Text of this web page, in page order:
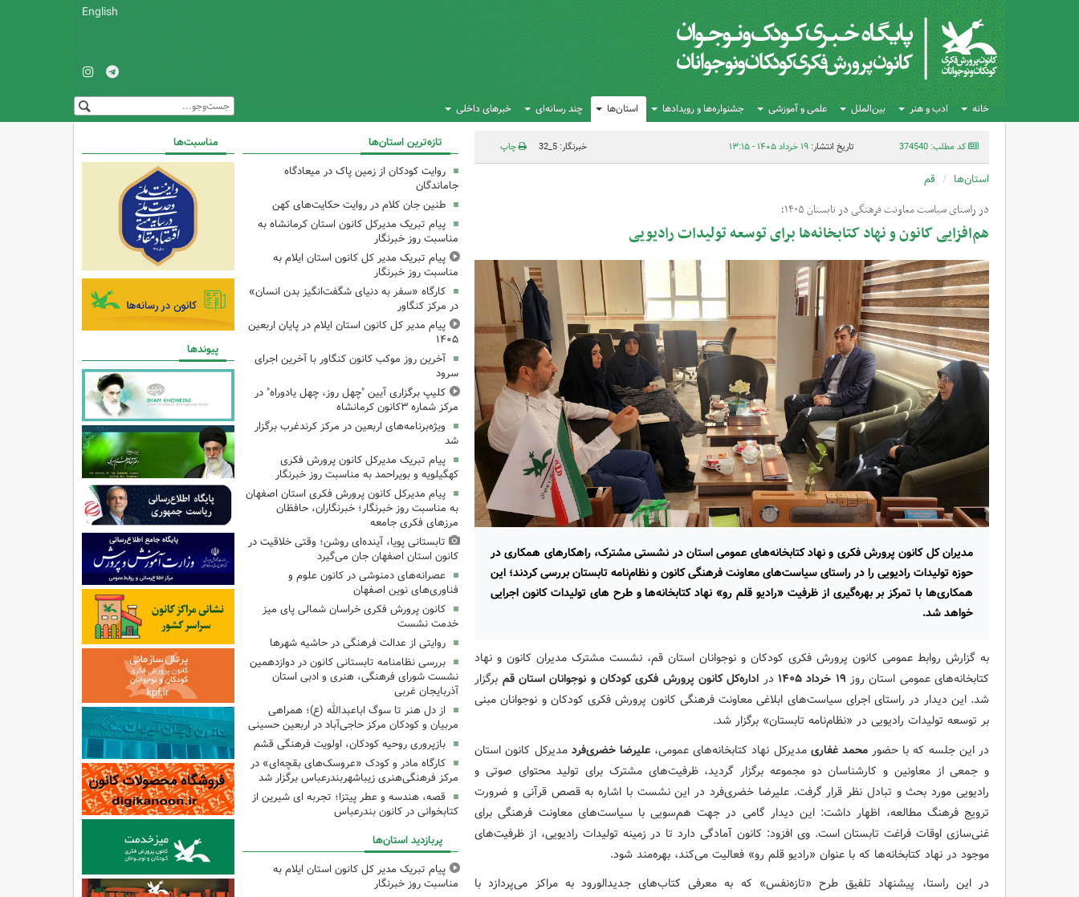
English
خانه ادب و هنر بین‌الملل علمی و آموزشی جشنواره‌ها و رویدادها استان‌ها چند رسانه‌ای خبرهای داخلی
کد مطلب: 374540 تاریخ انتشار:۱۹ خرداد ۱۴۰۵ - ۱۳:۱۵ خبرنگار: 5_32 چاپ
استان‌ها قم
در راستای سیاست معاونت فرهنگی در تابستان ۱۴۰۵؛
هم‌افزایی کانون و نهاد کتابخانه‌ها برای توسعه تولیدات رادیویی
مدیران کل کانون پرورش فکری و نهاد کتابخانه‌های عمومی استان در نشستی مشترک، راهکارهای همکاری در
حوزه تولیدات رادیویی را در راستای سیاست‌های معاونت فرهنگی کانون و نظام‌نامه تابستان بررسی کردند؛ این
همکاری‌ها با تمرکز بر بهره‌گیری از ظرفیت «رادیو قلم رو» نهاد کتابخانه‌ها و طرح های تولیدات کانون اجرایی
خواهد شد.
به گزارش روابط عمومی کانون پرورش فکری کودکان و نوجوانان استان قم، نشست مشترک مدیران کانون و نهاد
کتابخانه‌های عمومی استان روز ۱۹ خرداد ۱۴۰۵ در اداره‌کل کانون پرورش فکری کودکان و نوجوانان استان قم برگزار
شد. این دیدار در راستای اجرای سیاست‌های ابلاغی معاونت فرهنگی کانون پرورش فکری کودکان و نوجوانان مبنی
بر توسعه تولیدات رادیویی در «نظام‌نامه تابستان» برگزار شد.
در این جلسه که با حضورمحمد غفاری مدیرکل نهاد کتابخانه‌های عمومی،علیرضا خضری‌فرد مدیرکل کانون استان
و جمعی از معاونین و کارشناسان دو مجموعه برگزار گردید، ظرفیت‌های مشترک برای تولید محتوای صوتی و
رادیویی مورد بحث و تبادل نظر قرار گرفت. علیرضا خضری‌فرد در این نشست با اشاره به قصص قرآنی و ضرورت
ترویج فرهنگ مطالعه، اظهار داشت: این دیدار گامی در جهت هم‌سویی با سیاست‌های معاونت فرهنگی برای
غنی‌سازی اوقات فراغت تابستان است. وی افزود: کانون آمادگی دارد تا در زمینه تولیدات رادیویی، از ظرفیت‌های
موجود در نهاد کتابخانه‌ها که با عنوان «رادیو قلم رو» فعالیت می‌کند، بهره‌مند شود.
در این راستا، پیشنهاد تلفیق طرح «تازه‌نفس» که به معرفی کتاب‌های جدیدالورود به مراکز می‌پردازد با
تازه‌ترین استان‌ها
روایت کودکان از زمین پاک در میعادگاه
جاماندگان
طنین جان کلام در روایت حکایت‌های کهن
پیام تبریک مدیرکل کانون استان کرمانشاه به
مناسبت روز خبرنگار
پیام تبریک مدیر کل کانون استان ایلام به
مناسبت روز خبرنگار
کارگاه «سفر به دنیای شگفت‌انگیز بدن انسان»
در مرکز کنگاور
پیام مدیر کل کانون استان ایلام در پایان اربعین
۱۴۰۵
آخرین روز موکب کانون کنگاور با آخرین اجرای
سرود
کلیپ برگزاری آیین "چهل روز، چهل یادوراه" در
مرکز شماره ۳کانون کرمانشاه
ویژه‌برنامه‌های اربعین در مرکز کرندغرب برگزار
شد
پیام تبریک مدیرکل کانون پرورش فکری
کهگیلویه و بویراحمد به مناسبت روز خبرنگار
پیام مدیرکل کانون پرورش فکری استان اصفهان
به مناسبت روز خبرنگار؛ خبرنگاران، حافظان
مرزهای فکری جامعه
تابستانی پویا، آینده‌ای روشن؛ وقتی خلاقیت در
کانون استان اصفهان جان می‌گیرد
عصرانه‌های دمنوشی در کانون علوم و
فناوری‌های نوین اصفهان
کانون پرورش فکری خراسان شمالی پای میز
خدمت نشست
روایتی از عدالت فرهنگی در حاشیه شهرها
بررسی نظامنامه تابستانی کانون در دوازدهمین
نشست شورای فرهنگی، هنری و ادبی استان
آذربایجان غربی
از دل هنر تا سوگ اباعبدالله (ع)؛ همراهی
مربیان و کودکان مرکز حاجی‌آباد در اربعین حسینی
بازپروری روحیه کودکان، اولویت فرهنگی قشم
کارگاه مادر و کودک «عروسک‌های بقچه‌ای» در
مرکز فرهنگی‌هنری زیباشهربندرعباس برگزار شد
قصه، هندسه و عطر پیتزا؛ تجربه ای شیرین از
کتابخوانی در کانون بندرعباس
پربازدید استان‌ها
پیام تبریک مدیر کل کانون استان ایلام به
مناسبت روز خبرنگار
مناسبت‌ها
پیوندها